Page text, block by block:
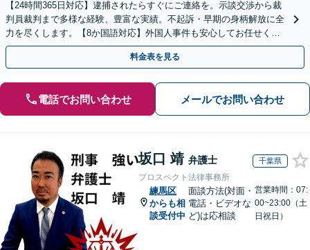
【24時間365日対応】逮捕されたらすぐにご連絡を。示談交渉から裁
判員裁判まで多様な経験、豊富な実績。不起訴・早期の身柄解放に全
力を尽くします。【8か国語対応】外国人事件も安心してお任せくだ
さい【初回相談30分無料】【電話・ビデオ面談可】
料金表を見る
電話でお問い合わせ メールでお問い合わせ
坂口 靖 弁護士 千葉県
プロスペクト法律事務所
練馬区
からも相
談受付中
面談方法(対面・
電話・ビデオな
ど)は応相談
営業時間：07:
00~23:00（土
日祝日）